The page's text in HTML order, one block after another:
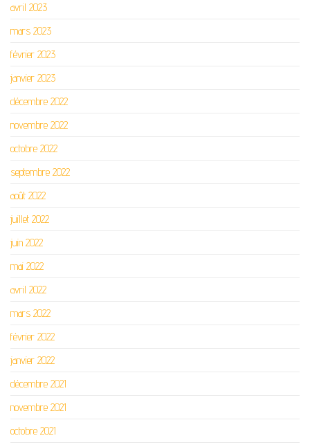
avril 2023
mars 2023
février 2023
janvier 2023
décembre 2022
novembre 2022
octobre 2022
septembre 2022
août 2022
juillet 2022
juin 2022
mai 2022
avril 2022
mars 2022
février 2022
janvier 2022
décembre 2021
novembre 2021
octobre 2021